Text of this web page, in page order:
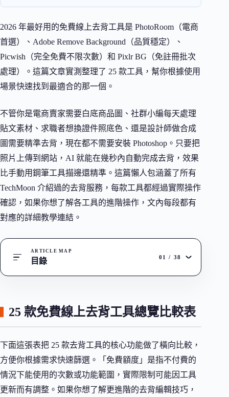
2026 年最好用的免費線上去背工具是 PhotoRoom（電商
首選）、Adobe Remove Background（品質穩定）、
Picwish（完全免費不限次數）和 Pixlr BG（免註冊批次
處理）。這篇文章實測整理了 25 款工具，幫你根據使用
場景快速找到最適合的那一個。
不管你是電商賣家需要白底商品圖、社群小編每天處理
貼文素材、求職者想換證件照底色、還是設計師做合成
圖需要精準去背，現在都不需要安裝 Photoshop。只要把
照片上傳到網站，AI 就能在幾秒內自動完成去背，效果
比手動用鋼筆工具描邊還精準。這篇懶人包涵蓋了所有
TechMoon 介紹過的去背服務，每款工具都經過實際操作
確認，如果你想了解各工具的進階操作，文內每段都有
對應的詳細教學連結。
ARTICLE MAP
目錄 01 / 38
25 款免費線上去背工具總覽比較表
下面這張表把 25 款去背工具的核心功能做了橫向比較，
方便你根據需求快速篩選。「免費額度」是指不付費的
情況下能使用的次數或功能範圍，實際限制可能因工具
更新而有調整。如果你想了解更進階的去背編輯技巧，